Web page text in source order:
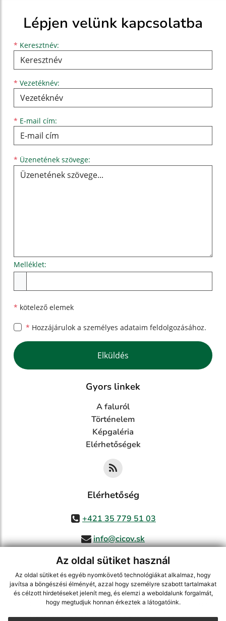
Az oldal sütiket használ
Az oldal sütiket és egyéb nyomkövető technológiákat alkalmaz, hogy
javítsa a böngészési élményét, azzal hogy személyre szabott tartalmakat
és célzott hirdetéseket jelenít meg, és elemzi a weboldalunk forgalmát,
hogy megtudjuk honnan érkeztek a látogatóink.
Lépjen velünk kapcsolatba
* Keresztnév:
Keresztnév
* Vezetéknév:
Vezetéknév
* E-mail cím:
E-mail cím
* Üzenetének szövege:
Melléklet:
* kötelező elemek
* Hozzájárulok a személyes adataim feldolgozásához.
Google reCaptcha Response
Elküldés
Gyors linkek
A faluról
Történelem
Képgaléria
Elérhetőségek
Elérhetőség
+421 35 779 51 03
info@cicov.sk
használja ki a legfrissebb információk követését az RSS funkcióval,
ECHELON 2 CMS rendszer (tartalomkezelő rendszer),Honlaptérkép
Internetes portál, webhosting,webex.digital, s.r.o.,Domain-ek